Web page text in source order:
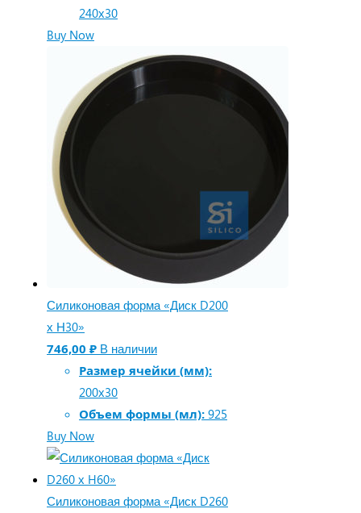
240х30
Buy Now
Силиконовая форма «Диск D200
х Н30»
746,00 ₽ В наличии
Размер ячейки (мм):
200х30
Объем формы (мл): 925
Buy Now
Силиконовая форма «Диск D260